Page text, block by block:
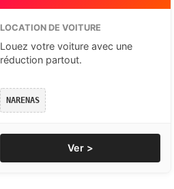
LOCATION DE VOITURE
Louez votre voiture avec une
réduction partout.
NARENAS
Ver >